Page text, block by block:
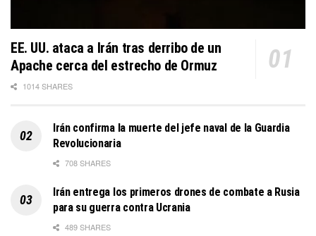
EE. UU. ataca a Irán tras derribo de un
Apache cerca del estrecho de Ormuz
1014 SHARES
Irán confirma la muerte del jefe naval de la Guardia
Revolucionaria
708 SHARES
Irán entrega los primeros drones de combate a Rusia
para su guerra contra Ucrania
489 SHARES